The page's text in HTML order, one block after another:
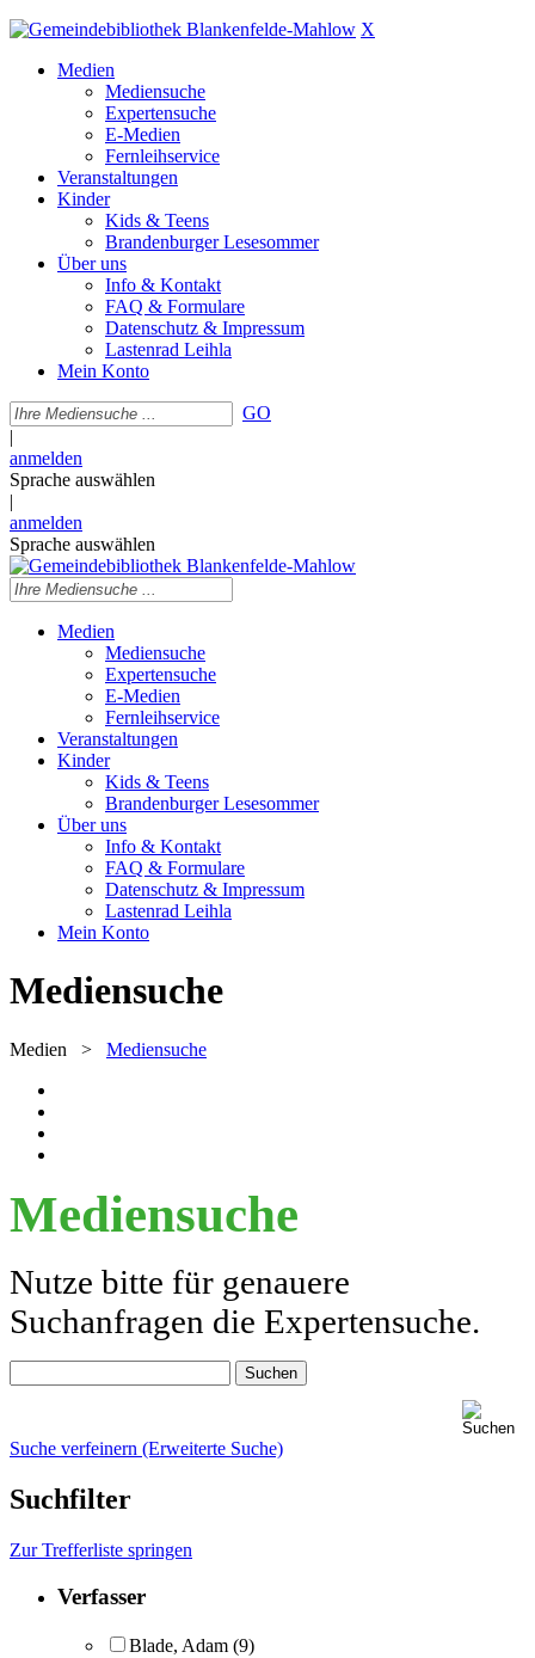
X
Medien
Mediensuche
Expertensuche
E-Medien
Fernleihservice
Veranstaltungen
Kinder
Kids & Teens
Brandenburger Lesesommer
Über uns
Info & Kontakt
FAQ & Formulare
Datenschutz & Impressum
Lastenrad Leihla
Mein Konto
GO
|
anmelden
Sprache auswählen
|
anmelden
Sprache auswählen
Medien
Mediensuche
Expertensuche
E-Medien
Fernleihservice
Veranstaltungen
Kinder
Kids & Teens
Brandenburger Lesesommer
Über uns
Info & Kontakt
FAQ & Formulare
Datenschutz & Impressum
Lastenrad Leihla
Mein Konto
Mediensuche
Medien > Mediensuche
Mediensuche
Nutze bitte für genauere
Suchanfragen die Expertensuche.
Suche verfeinern (Erweiterte Suche)
Suchfilter
Zur Trefferliste springen
Verfasser
Blade, Adam (9)